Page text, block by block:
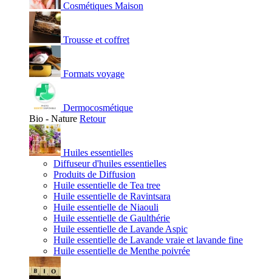
Cosmétiques Maison
Trousse et coffret
Formats voyage
Dermocosmétique
Bio - Nature Retour
Huiles essentielles
Diffuseur d'huiles essentielles
Produits de Diffusion
Huile essentielle de Tea tree
Huile essentielle de Ravintsara
Huile essentielle de Niaouli
Huile essentielle de Gaulthérie
Huile essentielle de Lavande Aspic
Huile essentielle de Lavande vraie et lavande fine
Huile essentielle de Menthe poivrée